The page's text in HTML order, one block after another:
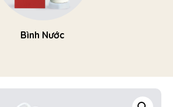
Bình Nước